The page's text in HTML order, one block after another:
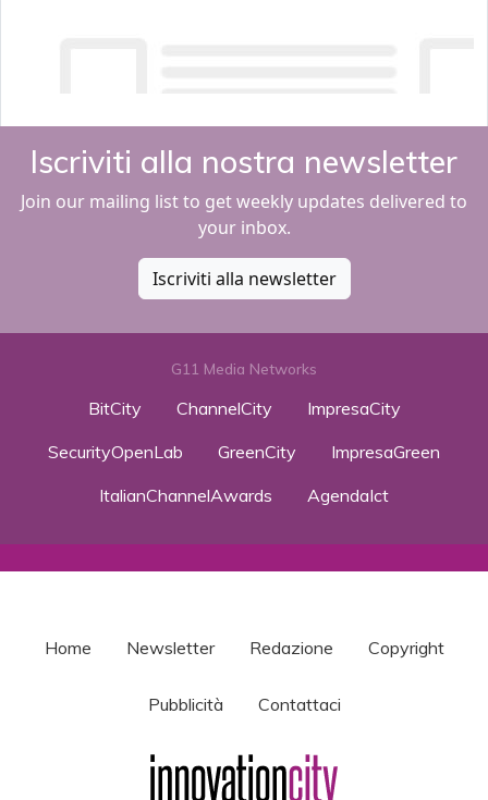
Iscriviti alla nostra newsletter
Join our mailing list to get weekly updates delivered to
your inbox.
Iscriviti alla newsletter
G11 Media Networks
BitCity ChannelCity
ImpresaCity
SecurityOpenLab
GreenCity
ImpresaGreen
ItalianChannelAwards
AgendaIct
Home Newsletter Redazione Copyright
Pubblicità Contattaci